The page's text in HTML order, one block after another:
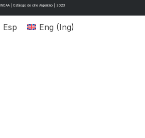
INCAA | Catálogo de cine Argentino | 2023
Esp Eng (Ing)